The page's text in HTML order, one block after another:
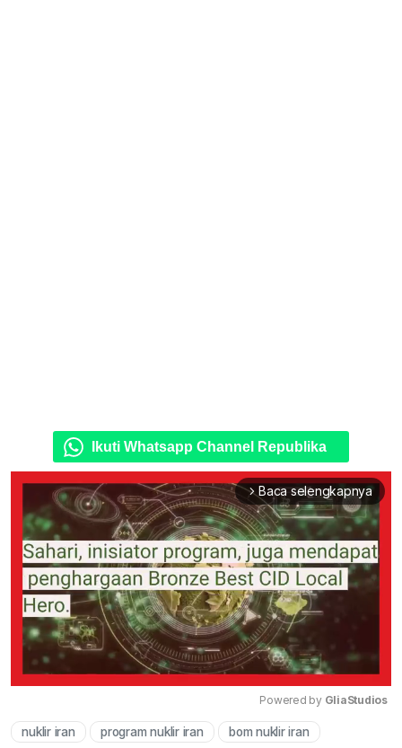
Ikuti Whatsapp Channel Republika
arrow_forward_ios Baca selengkapnya
Powered by GliaStudios
nuklir iran program nuklir iran bom nuklir iran